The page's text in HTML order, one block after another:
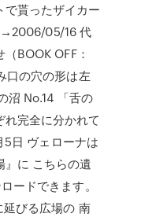
貰ったザイカー
→2006/05/16 代
BOOK OFF：
口の穴の形は左
沼 No.14 「舌の
完全に分かれて
5日 ヴェローナは
に こちらの遺
ードできます。
びる広場の 南